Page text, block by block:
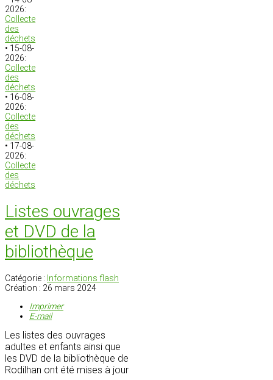
2026:
Collecte
des
déchets
• 15-08-
2026:
Collecte
des
déchets
• 16-08-
2026:
Collecte
des
déchets
• 17-08-
2026:
Collecte
des
déchets
Listes ouvrages
et DVD de la
bibliothèque
Catégorie : Informations flash
Création : 26 mars 2024
Imprimer
E-mail
Les listes des ouvrages
adultes et enfants ainsi que
les DVD de la bibliothèque de
Rodilhan ont été mises à jour